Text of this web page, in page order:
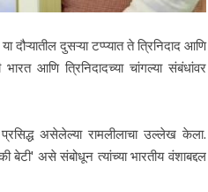
दौऱ्यातील दुसऱ्या टप्प्यात ते त्रिनिदाद आणि
आणि त्रिनिदादच्या चांगल्या संबंधांवर
असेलेल्या रामलीलाचा उल्लेख केला.
बेटी' असे संबोधून त्यांच्या भारतीय वंशाबद्दल